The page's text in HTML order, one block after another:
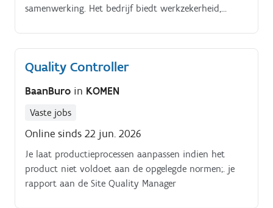
samenwerking. Het bedrijf biedt werkzekerheid,
een professionele en mensgerichte werkomgeving.
Quality Controller
BaanBuro in KOMEN
Vaste jobs
Online sinds 22 jun. 2026
Je laat productieprocessen aanpassen indien het
product niet voldoet aan de opgelegde normen;. je
rapport aan de Site Quality Manager